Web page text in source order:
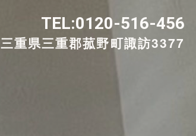
TEL:0120-516-456
三重県三重郡菰野町諏訪3377